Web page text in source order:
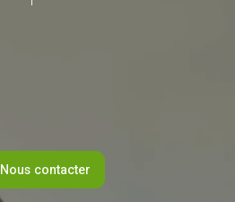
Nous contacter